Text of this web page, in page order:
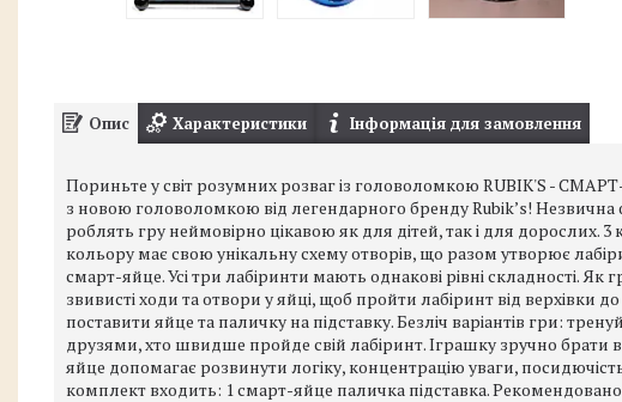
Опис Характеристики Інформація для замовлення
Пориньте у світ розумних розваг із головоломкою RUBIK'S -
з новою головоломкою від легендарного бренду Rubik’s!
роблять гру неймовірно цікавою як для дітей, так і для дорослих.
кольору має свою унікальну схему отворів, що разом утворює
смарт-яйце. Усі три лабіринти мають однакові рівні складності. Як
звивисті ходи та отвори у яйці, щоб пройти лабіринт від
поставити яйце та паличку на підставку. Безліч варіантів гри:
друзями, хто швидше пройде свій лабіринт. Іграшку зручно брати
яйце допомагає розвинути логіку, концентрацію уваги,
комплект входить: 1 смарт-яйце паличка підставка. Рекомендовано